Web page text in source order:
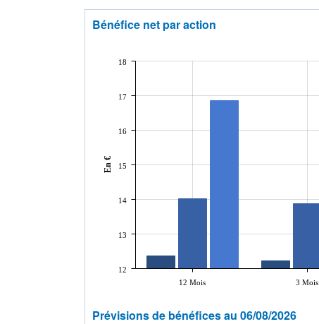
Bénéfice net par action
12 Mois 3 Mois
12
13
14
15
16
17
18
En €
Prévisions de bénéfices au 06/08/2026